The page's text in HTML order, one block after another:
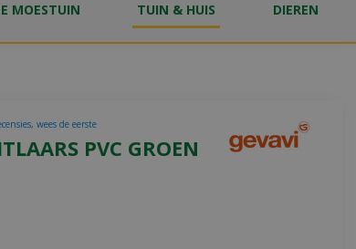
MOESTUIN TUIN & HUIS DIEREN
PVC GROEN
wees de eerste